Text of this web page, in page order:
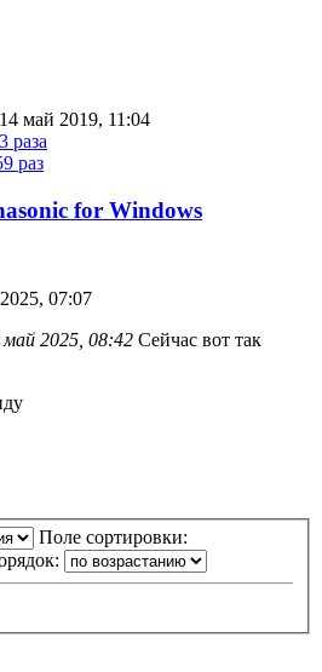
14 май 2019, 11:04
раза
раз
for Windows
07:07
май 2025, 08:42 Сейчас вот так
Поле сортировки: